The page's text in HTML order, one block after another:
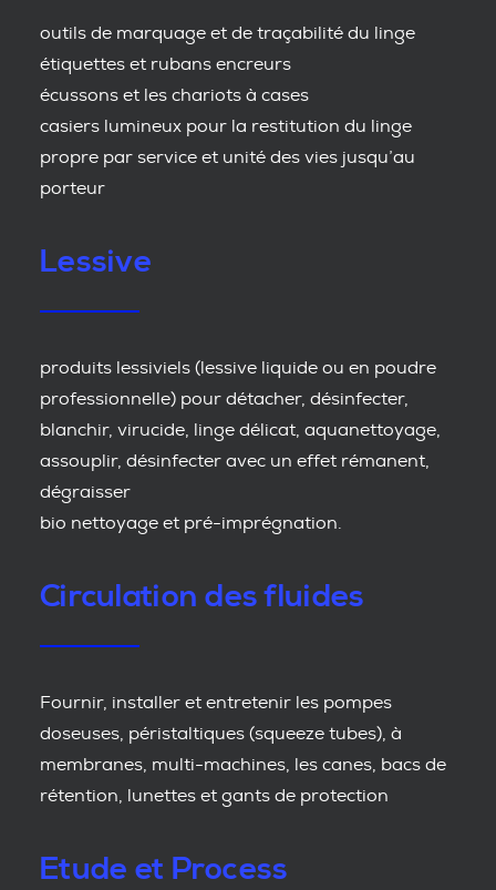
outils de marquage et de traçabilité du linge
étiquettes et rubans encreurs
écussons et les chariots à cases
casiers lumineux pour la restitution du linge
propre par service et unité des vies jusqu’au
porteur
Lessive
produits lessiviels (lessive liquide ou en poudre
professionnelle) pour détacher, désinfecter,
blanchir, virucide, linge délicat, aquanettoyage,
assouplir, désinfecter avec un effet rémanent,
dégraisser
bio nettoyage et pré-imprégnation.
Circulation des fluides
Fournir, installer et entretenir les pompes
doseuses, péristaltiques (squeeze tubes), à
membranes, multi-machines, les canes, bacs de
rétention, lunettes et gants de protection
Etude et Process